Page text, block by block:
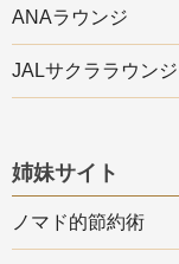
ANAラウンジ
JALサクララウンジ
姉妹サイト
ノマド的節約術